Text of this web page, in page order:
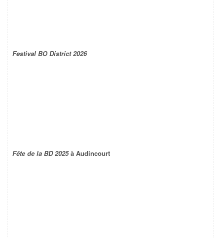
Festival BO District 2026
Fête de la BD 2025à Audincourt